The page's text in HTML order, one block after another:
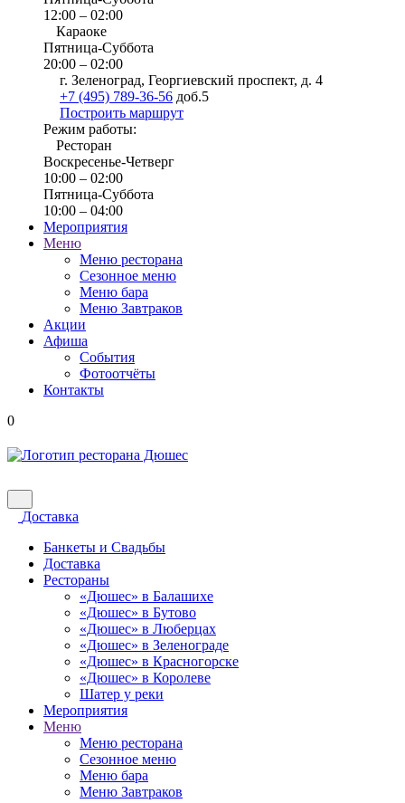
12:00 – 02:00
Караоке
Пятница-Суббота
20:00 – 02:00
г. Зеленоград, Георгиевский проспект, д. 4
+7 (495) 789-36-56 доб.5
Построить маршрут
Режим работы:
Ресторан
Воскресенье-Четверг
10:00 – 02:00
Пятница-Суббота
10:00 – 04:00
Мероприятия
Меню
Меню ресторана
Сезонное меню
Меню бара
Меню Завтраков
Акции
Афиша
События
Фотоотчёты
Контакты
0
Доставка
Банкеты и Свадьбы
Доставка
Рестораны
«Дюшес» в Балашихе
«Дюшес» в Бутово
«Дюшес» в Люберцах
«Дюшес» в Зеленограде
«Дюшес» в Красногорске
«Дюшес» в Королеве
Шатер у реки
Мероприятия
Меню
Меню ресторана
Сезонное меню
Меню бара
Меню Завтраков